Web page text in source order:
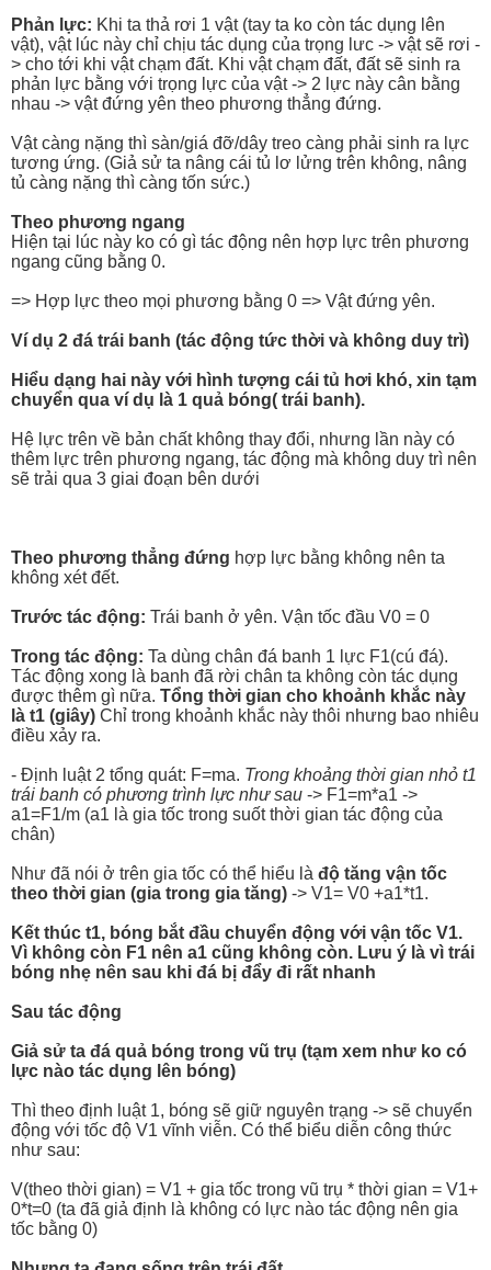
Phản lực: Khi ta thả rơi 1 vật (tay ta ko còn tác dụng lên
vật), vật lúc này chỉ chịu tác dụng của trọng lưc -> vật sẽ rơi -
> cho tới khi vật chạm đất. Khi vật chạm đất, đất sẽ sinh ra
phản lực bằng với trọng lực của vật -> 2 lực này cân bằng
nhau -> vật đứng yên theo phương thẳng đứng.
Vật càng nặng thì sàn/giá đỡ/dây treo càng phải sinh ra lực
tương ứng. (Giả sử ta nâng cái tủ lơ lửng trên không, nâng
tủ càng nặng thì càng tốn sức.)
Theo phương ngang
Hiện tại lúc này ko có gì tác động nên hợp lực trên phương
ngang cũng bằng 0.
=> Hợp lực theo mọi phương bằng 0 => Vật đứng yên.
Ví dụ 2 đá trái banh (tác động tức thời và không duy trì)
Hiểu dạng hai này với hình tượng cái tủ hơi khó, xin tạm
chuyển qua ví dụ là 1 quả bóng( trái banh).
Hệ lực trên về bản chất không thay đổi, nhưng lần này có
thêm lực trên phương ngang, tác động mà không duy trì nên
sẽ trải qua 3 giai đoạn bên dưới
Theo phương thẳng đứng hợp lực bằng không nên ta
không xét đết.
Trước tác động: Trái banh ở yên. Vận tốc đầu V0 = 0
Trong tác động: Ta dùng chân đá banh 1 lực F1(cú đá).
Tác động xong là banh đã rời chân ta không còn tác dụng
được thêm gì nữa. Tổng thời gian cho khoảnh khắc này
là t1 (giây) Chỉ trong khoảnh khắc này thôi nhưng bao nhiêu
điều xảy ra.
- Định luật 2 tổng quát: F=ma. Trong khoảng thời gian nhỏ t1
trái banh có phương trình lực như sau -> F1=m*a1 ->
a1=F1/m (a1 là gia tốc trong suốt thời gian tác động của
chân)
Như đã nói ở trên gia tốc có thể hiểu là độ tăng vận tốc
theo thời gian (gia trong gia tăng) -> V1= V0 +a1*t1.
Kết thúc t1, bóng bắt đầu chuyển động với vận tốc V1.
Vì không còn F1 nên a1 cũng không còn. Lưu ý là vì trái
bóng nhẹ nên sau khi đá bị đẩy đi rất nhanh
Sau tác động
Giả sử ta đá quả bóng trong vũ trụ (tạm xem như ko có
lực nào tác dụng lên bóng)
Thì theo định luật 1, bóng sẽ giữ nguyên trạng -> sẽ chuyển
động với tốc độ V1 vĩnh viễn. Có thể biểu diễn công thức
như sau:
V(theo thời gian) = V1 + gia tốc trong vũ trụ * thời gian = V1+
0*t=0 (ta đã giả định là không có lực nào tác động nên gia
tốc bằng 0)